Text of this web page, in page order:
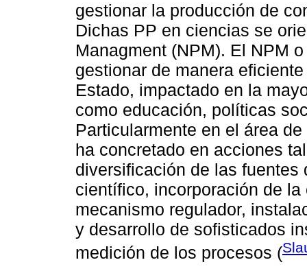
gestionar la producción de
Dichas PP en ciencias se
Managment (NPM). El NPM
gestionar de manera
Estado, impactado en la
como educación, políticas
Particularmente en el área
ha concretado en acciones
diversificación de las
científico, incorporación de
mecanismo regulador,
y desarrollo de sofisticados
medición de los procesos (